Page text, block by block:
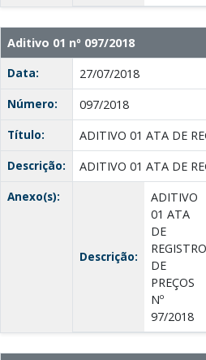
Aditivo 01 nº 097/2018
Data:
27/07/2018
Número:
097/2018
Título:
ADITIVO 01 ATA DE
Descrição:
ADITIVO 01 ATA DE
Anexo(s):
Descrição:
ADITIVO
01 ATA
DE
REGISTRO
DE
PREÇOS
Nº
97/2018